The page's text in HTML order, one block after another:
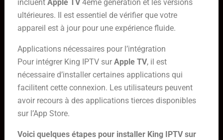
incluent Apple TV4ème génération et les versions
ultérieures. Il est essentiel de vérifier que votre
appareil est à jour pour une expérience fluide.
Applications nécessaires pour l’intégration
Pour intégrer King IPTV sur Apple TV, il est
nécessaire d’installer certaines applications qui
facilitent cette connexion. Les utilisateurs peuvent
avoir recours à des applications tierces disponibles
sur l’App Store.
Voici quelques étapes pour installer King IPTV sur